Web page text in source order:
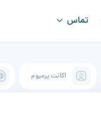
تماس
اکانت پرمیوم